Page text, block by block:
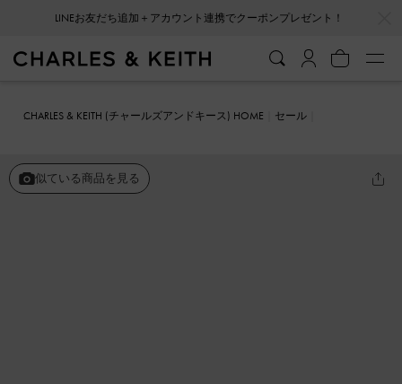
LINEお友だち追加＋アカウント連携でクーポンプレゼント！
CHARLES & KEITH (チャールズアンドキース) HOME
セール
似ている商品を見る